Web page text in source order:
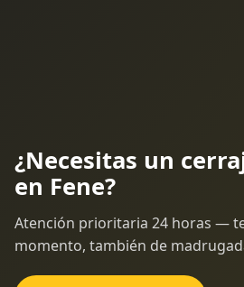
¿Necesitas un
en Fene?
Atención prioritaria 24 horas —
momento, también de